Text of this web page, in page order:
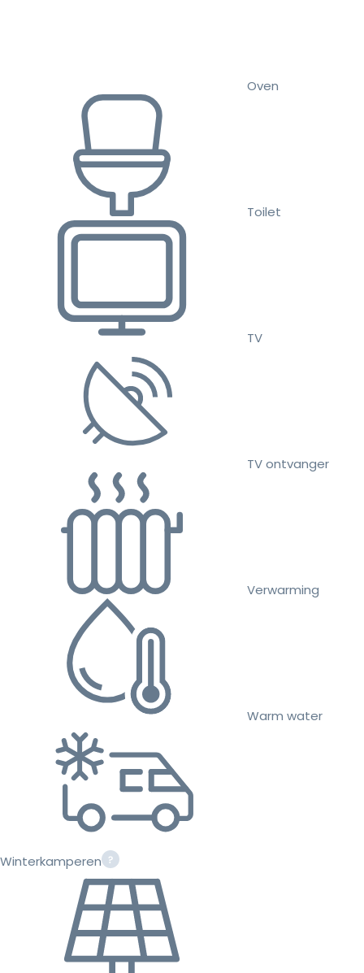
Oven
Toilet
TV
TV ontvanger
Verwarming
Warm water
Winterkamperen